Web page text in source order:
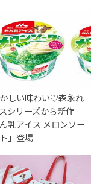
しい味わい♡森永れ
シリーズから新作
ん乳アイス メロンソー
」登場